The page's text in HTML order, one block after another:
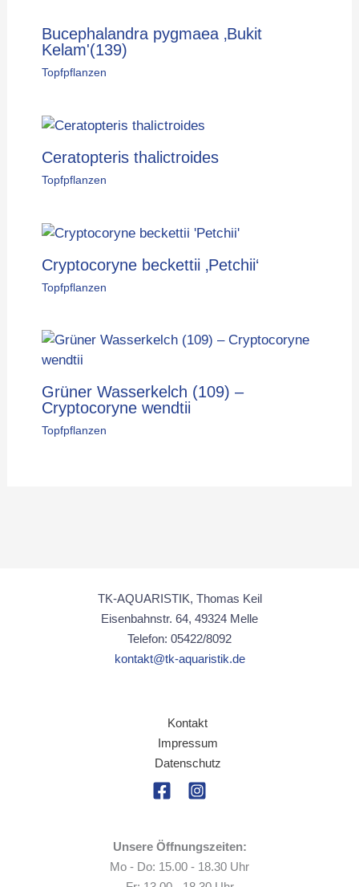
Bucephalandra pygmaea ‚Bukit
Kelam'(139)
Topfpflanzen
Ceratopteris thalictroides
Topfpflanzen
Cryptocoryne beckettii ‚Petchii‘
Topfpflanzen
Grüner Wasserkelch (109) –
Cryptocoryne wendtii
Topfpflanzen
TK-AQUARISTIK, Thomas Keil
Eisenbahnstr. 64, 49324 Melle
Telefon: 05422/8092
kontakt@tk-aquaristik.de
Kontakt
Impressum
Datenschutz
Unsere Öffnungszeiten:
Mo - Do: 15.00 - 18.30 Uhr